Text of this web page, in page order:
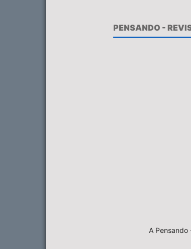
PENSANDO -
A Pensando